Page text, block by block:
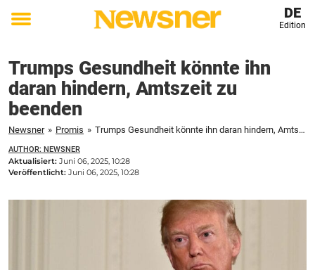
Toggle
DE
Edition
Trumps Gesundheit könnte ihn
daran hindern, Amtszeit zu
beenden
Newsner » Promis » Trumps Gesundheit könnte ihn daran hindern, Amtszeit zu beenden
AUTHOR: NEWSNER
Aktualisiert: Juni 06, 2025, 10:28
Veröffentlicht: Juni 06, 2025, 10:28